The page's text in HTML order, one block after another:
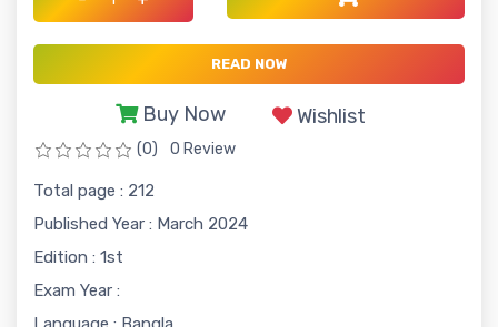
READ NOW
Buy Now Wishlist
(0) 0 Review
Total page : 212
Published Year : March 2024
Edition : 1st
Exam Year :